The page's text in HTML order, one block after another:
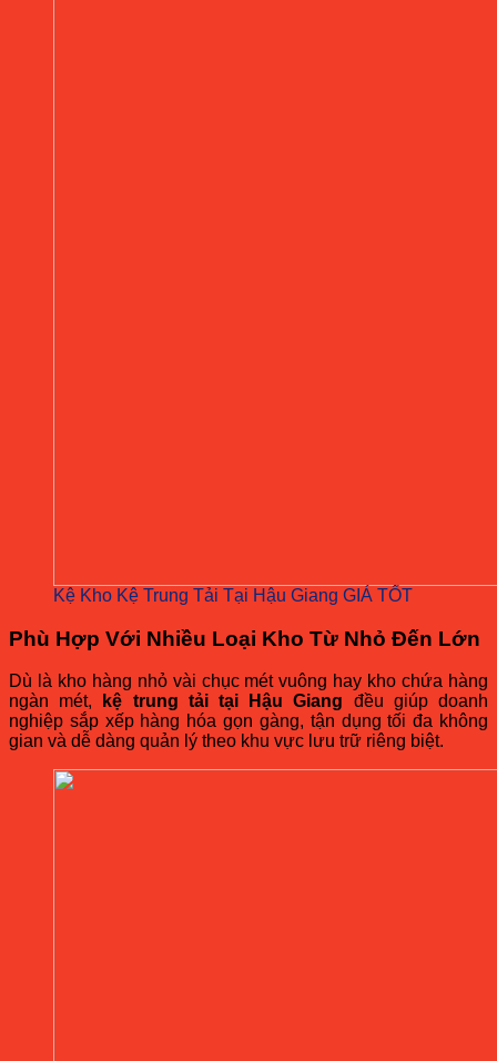
Kệ Kho Kệ Trung Tải Tại Hậu Giang GIÁ TỐT
Phù Hợp Với Nhiều Loại Kho Từ Nhỏ Đến Lớn
Dù là kho hàng nhỏ vài chục mét vuông hay kho chứa hàng
ngàn mét,
kệ trung tải tại Hậu Giang đều giúp doanh
nghiệp sắp xếp hàng hóa gọn gàng, tận dụng tối đa không
gian và dễ dàng quản lý theo khu vực lưu trữ riêng biệt.